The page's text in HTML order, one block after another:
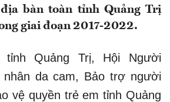
bàn toàn tỉnh Quảng Trị
giai đoạn 2017-2022.
tỉnh Quảng Trị, Hội Người
nhân da cam, Bảo trợ người
vệ quyền trẻ em tỉnh Quảng